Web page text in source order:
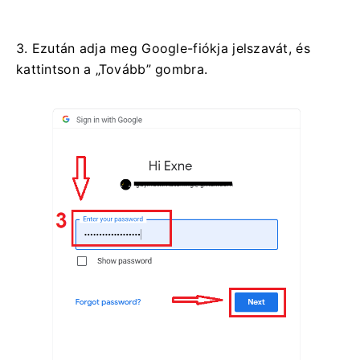
3. Ezután adja meg Google-fiókja jelszavát, és
kattintson a „Tovább” gombra.